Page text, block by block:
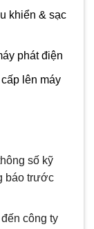
khiển & sạc
phát điện
lên máy
số kỹ
báo trước
công ty